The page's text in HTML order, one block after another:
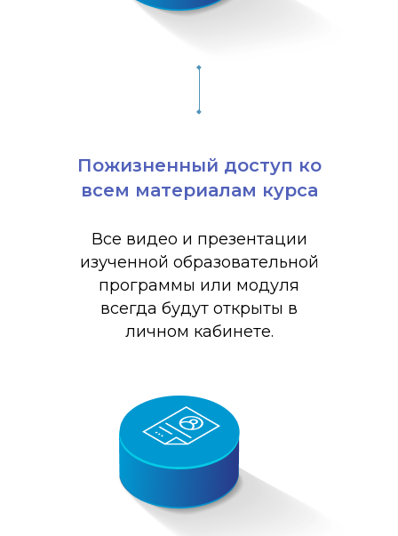
Пожизненный доступ ко
всем материалам курса
Все видео и презентации
изученной образовательной
программы или модуля
всегда будут открыты в
личном кабинете.